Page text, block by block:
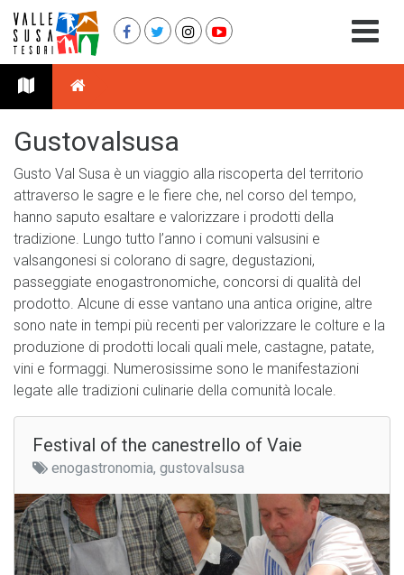
Gustovalsusa
Gusto Val Susa è un viaggio alla riscoperta del territorio
attraverso le sagre e le fiere che, nel corso del tempo,
hanno saputo esaltare e valorizzare i prodotti della
tradizione. Lungo tutto l’anno i comuni valsusini e
valsangonesi si colorano di sagre, degustazioni,
passeggiate enogastronomiche, concorsi di qualità del
prodotto. Alcune di esse vantano una antica origine, altre
sono nate in tempi più recenti per valorizzare le colture e la
produzione di prodotti locali quali mele, castagne, patate,
vini e formaggi. Numerosissime sono le manifestazioni
legate alle tradizioni culinarie della comunità locale.
Festival of the canestrello of Vaie
enogastronomia, gustovalsusa